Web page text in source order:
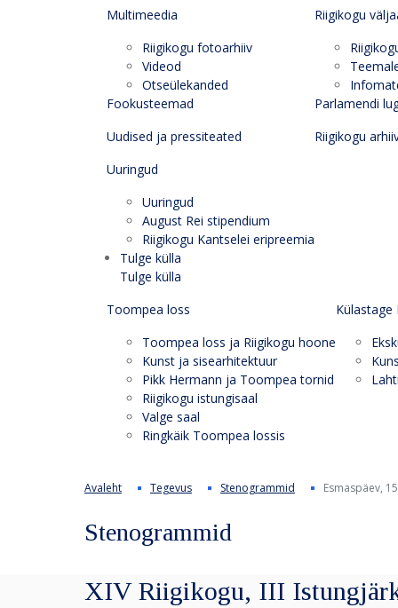
Multimeedia
Riigikogu fotoarhiiv
Videod
Otseülekanded
Fookusteemad
Uudised ja pressiteated
Uuringud
Uuringud
August Rei stipendium
Riigikogu Kantselei eripreemia
Riigikogu
Parlamendi
Riigikogu
Tulge külla
Tulge külla
Toompea loss
Toompea loss ja Riigikogu hoone
Kunst ja sisearhitektuur
Pikk Hermann ja Toompea tornid
Riigikogu istungisaal
Valge saal
Ringkäik Toompea lossis
Külastage
Avaleht Tegevus Stenogrammid Esmaspäev,
Stenogrammid
XIV Riigikogu, III